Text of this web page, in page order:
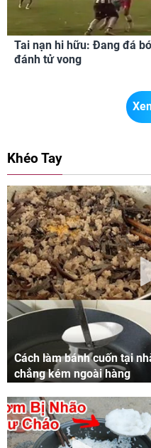
Tai nạn hi hữu: Đang đá
đánh tử vong
Khéo Tay
Cách làm bánh cuốn tại
chẳng kém ngoài hàng